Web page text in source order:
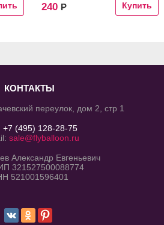
240 Р
КОНТАКТЫ
переулок, дом 2, стр 1
+7 (495) 128-28-75
sale@flyballoon.ru
Александр Евгеньевич
321527500088774
521001596401